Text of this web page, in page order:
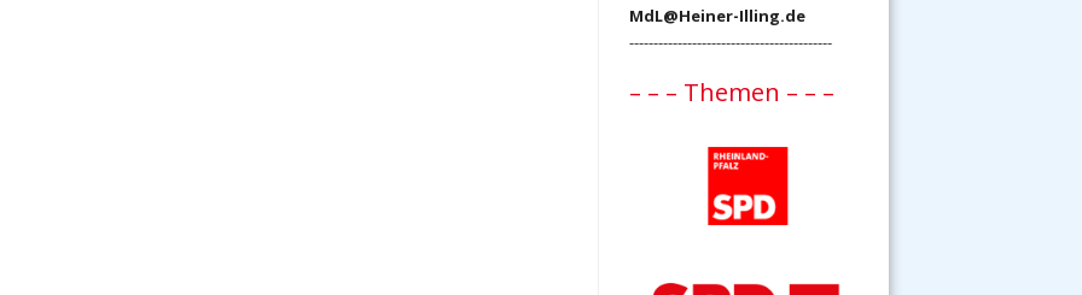
MdL@Heiner-Illing.de
------------------------------------------
– – – Themen – – –